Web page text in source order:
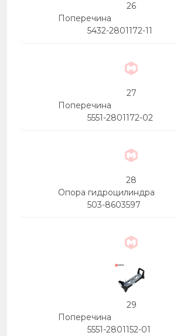
26
Поперечина
5432-2801172-11
27
Поперечина
5551-2801172-02
28
Опора гидроцилиндра
503-8603597
29
Поперечина
5551-2801152-01